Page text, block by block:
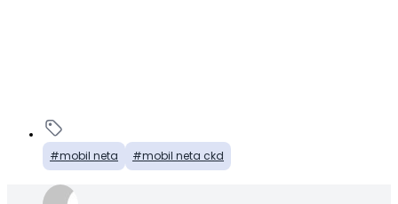
mobil neta mobil neta ckd